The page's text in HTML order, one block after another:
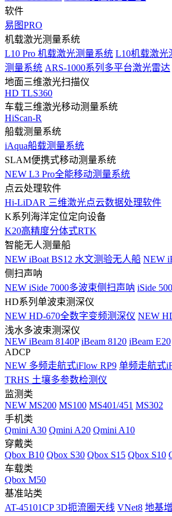
软件
易图PRO
机载激光测量系统
L10 Pro 机载激光测量系统 L10机载激光
测量系统 ARS-1000系列多平台激光雷达
地面三维激光扫描仪
HD TLS360
车载三维激光移动测量系统
HiScan-R
船载测量系统
iAqua船载测量系统
SLAM便携式移动测量系统
NEW L3 Pro全能移动测量系统
点云处理软件
Hi-LiDAR 三维激光点云数据处理软件
K系列海洋定位定向设备
K20高精度分体式RTK
智能无人测量船
NEW iBoat BS12 水文测验无人船 NEW
侧扫声呐
NEW iSide 7000多波束侧扫声呐 iSide
HD系列单波束测深仪
NEW HD-670全数字变频测深仪 NEW
浅水多波束测深仪
NEW iBeam 8140P iBeam 8120 iBeam E20
ADCP
NEW 多频走航式iFlow RP9 单频走航式
TRHS 土壤多参数检测仪
监测类
NEW MS200 MS100 MS401/451 MS302
手机类
Qmini A30 Qmini A20 Qmini A10
穿戴类
Qbox B10 Qbox S30 Qbox S15 Qbox S10
车载类
Qbox M50
基准站类
AT-45101CP 3D扼流圈天线 VNet8 地基